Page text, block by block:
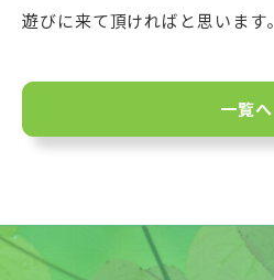
遊びに来て頂ければと思います。
一覧へ